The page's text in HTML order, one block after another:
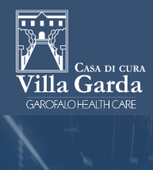
Salta al contenuto